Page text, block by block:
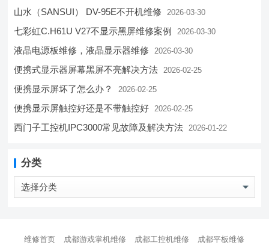
山水（SANSUI） DV-95E不开机维修 2026-03-30
七彩虹C.H61U V27不显示黑屏维修案例 2026-03-30
液晶电源板维修，液晶显示器维修 2026-03-30
便携式显示器屏幕黑屏不亮解决方法 2026-02-25
便携显示屏坏了怎么办？ 2026-02-25
便携显示屏触控好还是不带触控好 2026-02-25
西门子工控机IPC3000常见故障及解决方法 2026-01-22
分类
分
类
维修首页 成都游戏掌机维修 成都工控机维修 成都平板维修